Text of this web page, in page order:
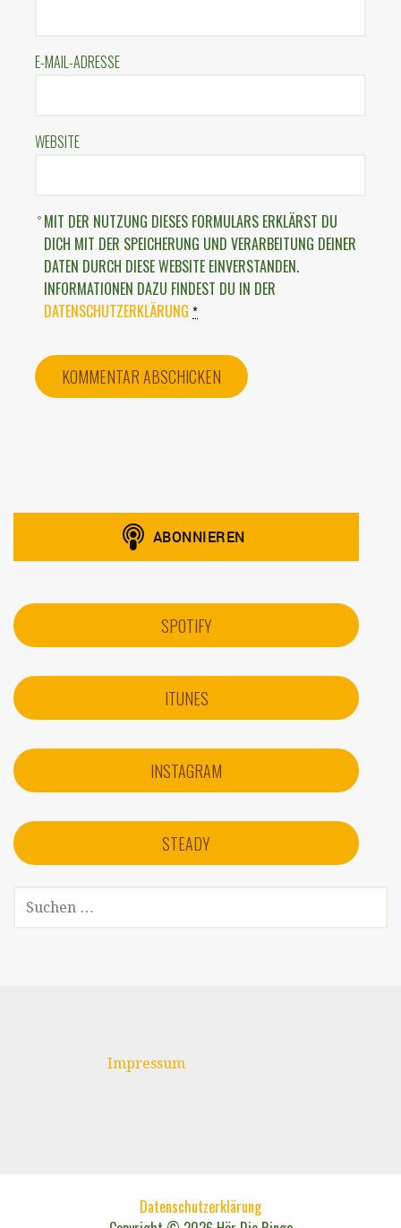
E-MAIL-ADRESSE
WEBSITE
MIT DER NUTZUNG DIESES FORMULARS ERKLÄRST DU
DICH MIT DER SPEICHERUNG UND VERARBEITUNG DEINER
DATEN DURCH DIESE WEBSITE EINVERSTANDEN.
INFORMATIONEN DAZU FINDEST DU IN DER
DATENSCHUTZERKLÄRUNG *
SPOTIFY
ITUNES
INSTAGRAM
STEADY
SUCHEN
NACH:
Impressum
Datenschutzerklärung